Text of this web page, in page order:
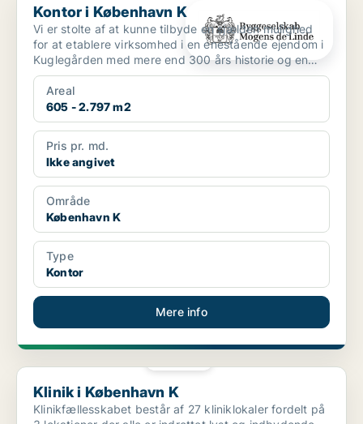
Kontor i København K
Vi er stolte af at kunne tilbyde en sjælden mulighed
for at etablere virksomhed i en enestående ejendom i
Kuglegården med mere end 300 års historie og en
att...
Areal
605 - 2.797 m2
Pris pr. md.
Ikke angivet
Område
København K
Type
Kontor
Mere info
Klinik i København K
Klinik i København K
Klinikfællesskabet består af 27 kliniklokaler fordelt på